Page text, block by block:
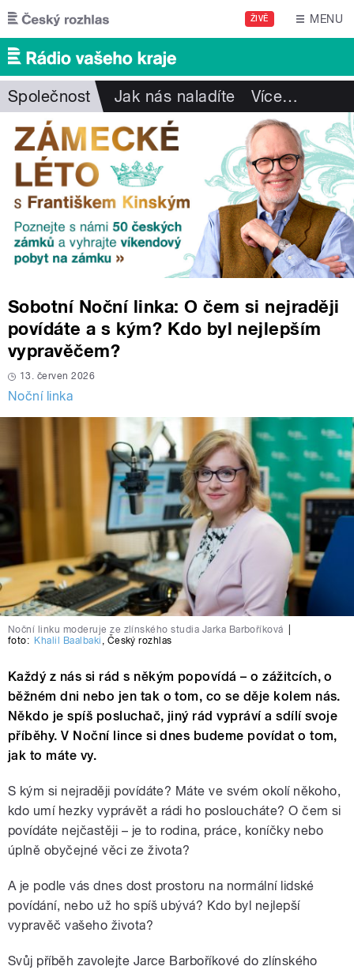
Přejít k hlavnímu obsahu
ŽIVĚ MENU
Společnost Jak nás naladíte Více…
Sobotní Noční linka: O čem si nejraději
povídáte a s kým? Kdo byl nejlepším
vypravěčem?
13. červen 2026
Noční linka
Noční linku moderuje ze zlínského studia Jarka Barboříková
foto: Khalil Baalbaki , Český rozhlas
Každý z nás si rád s někým popovídá – o zážitcích, o
běžném dni nebo jen tak o tom, co se děje kolem nás.
Někdo je spíš posluchač, jiný rád vypráví a sdílí svoje
příběhy. V Noční lince si dnes budeme povídat o tom,
jak to máte vy.
S kým si nejraději povídáte? Máte ve svém okolí někoho,
kdo umí hezky vyprávět a rádi ho posloucháte? O čem si
povídáte nejčastěji – je to rodina, práce, koníčky nebo
úplně obyčejné věci ze života?
A je podle vás dnes dost prostoru na normální lidské
povídání, nebo už ho spíš ubývá? Kdo byl nejlepší
vypravěč vašeho života?
Svůj příběh zavolejte Jarce Barboříkové do zlínského